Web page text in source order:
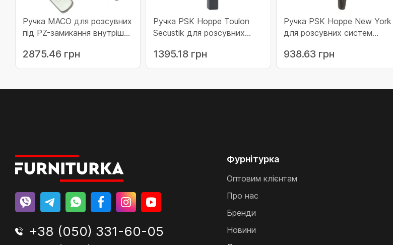
Ручка MACO для розсувних
під PZ-замикання внутрішня
2875.46 грн
Ручка PSK Hoppe Toulon
Secustik для розсувних
чорна (11506398)
1395.18 грн
Ручка PSK Hoppe New York
для розсувних систем
938.63 грн
+38 (050) 331-60-05
Фурнітурка
Оптовим клієнтам
Про нас
Бренди
Новини